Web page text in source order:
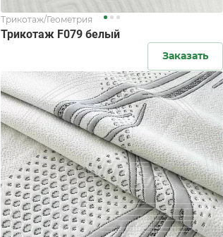
Трикотаж/Геометрия
Трикотаж F079 белый
Заказать